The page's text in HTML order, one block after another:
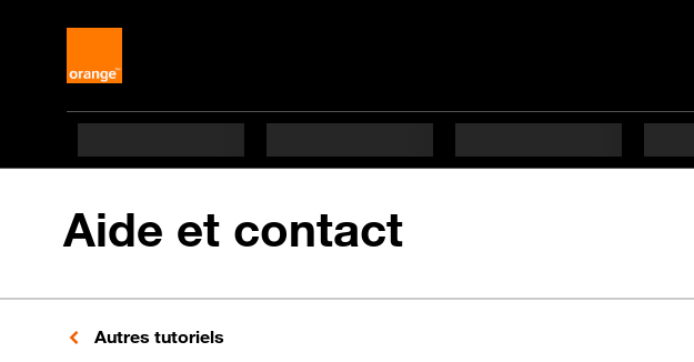
Aide et contact
Autres tutoriels